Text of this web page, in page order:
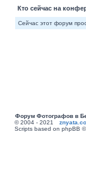
Кто сейчас на
Сейчас этот форум
Форум Фотографов в
© 2004 - 2021
Scripts based on phpBB